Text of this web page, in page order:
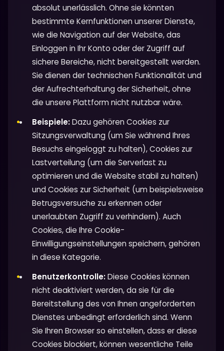
absolut unerlässlich. Ohne sie könnten
bestimmte Kernfunktionen unserer Dienste,
wie die Navigation auf der Website, das
Einloggen in Ihr Konto oder der Zugriff auf
sichere Bereiche, nicht bereitgestellt werden.
Sie dienen der technischen Funktionalität und
der Aufrechterhaltung der Sicherheit, ohne
die unsere Plattform nicht nutzbar wäre.
Beispiele:Dazu gehören Cookies zur
Sitzungsverwaltung (um Sie während Ihres
Besuchs eingeloggt zu halten), Cookies zur
Lastverteilung (um die Serverlast zu
optimieren und die Website stabil zu halten)
und Cookies zur Sicherheit (um beispielsweise
Betrugsversuche zu erkennen oder
unerlaubten Zugriff zu verhindern). Auch
Cookies, die Ihre Cookie-
Einwilligungseinstellungen speichern, gehören
in diese Kategorie.
Benutzerkontrolle:Diese Cookies können
nicht deaktiviert werden, da sie für die
Bereitstellung des von Ihnen angeforderten
Dienstes unbedingt erforderlich sind. Wenn
Sie Ihren Browser so einstellen, dass er diese
Cookies blockiert, können wesentliche Teile